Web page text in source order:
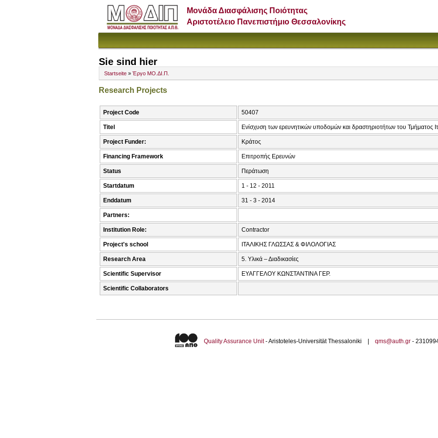
Μονάδα Διασφάλισης Ποιότητας
Αριστοτέλειο Πανεπιστήμιο Θεσσαλονίκης
Sie sind hier
Startseite » Έργο ΜΟ.ΔΙ.Π.
Research Projects
Project Code 50407
Titel Ενίσχυση των ερευνητικών υποδομών και δραστηριοτήτων του Τμήματος
Project Funder: Κράτος
Financing Framework Επιτροπής Ερευνών
Status Περάτωση
Startdatum 1 - 12 - 2011
Enddatum 31 - 3 - 2014
Partners:
Institution Role: Contractor
Project's school ΙΤΑΛΙΚΗΣ ΓΛΩΣΣΑΣ & ΦΙΛΟΛΟΓΙΑΣ
Research Area 5. Υλικά – Διαδικασίες
Scientific Supervisor ΕΥΑΓΓΕΛΟΥ ΚΩΝΣΤΑΝΤΙΝΑ ΓΕΡ.
Scientific Collaborators
Quality Assurance Unit- Aristoteles-Universität Thessaloniki | qms@auth.gr -